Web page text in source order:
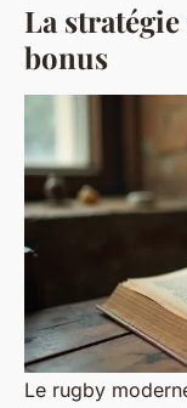
La
bonus
Le rugby